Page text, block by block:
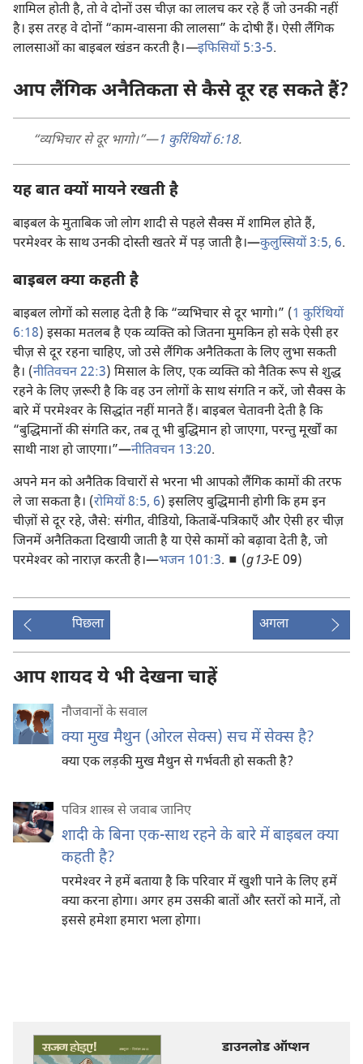
शामिल होती है, तो वे दोनों उस चीज़ का लालच कर रहे हैं जो उनकी नहीं
है। इस तरह वे दोनों “काम-वासना की लालसा” के दोषी हैं। ऐसी लैंगिक
लालसाओं का बाइबल खंडन करती है।—इफिसियों 5:3-5.
आप लैंगिक अनैतिकता से कैसे दूर रह सकते हैं?
“व्यभिचार से दूर भागो।”—1 कुरिंथियों 6:18.
यह बात क्यों मायने रखती है
बाइबल के मुताबिक जो लोग शादी से पहले सैक्स में शामिल होते हैं,
परमेश्‍वर के साथ उनकी दोस्ती खतरे में पड़ जाती है।—कुलुस्सियों 3:5, 6.
बाइबल क्या कहती है
बाइबल लोगों को सलाह देती है कि “व्यभिचार से दूर भागो।” (1 कुरिंथियों
6:18) इसका मतलब है एक व्यक्‍ति को जितना मुमकिन हो सके ऐसी हर
चीज़ से दूर रहना चाहिए, जो उसे लैंगिक अनैतिकता के लिए लुभा सकती
है। (नीतिवचन 22:3) मिसाल के लिए, एक व्यक्‍ति को नैतिक रूप से शुद्ध
रहने के लिए ज़रूरी है कि वह उन लोगों के साथ संगति न करें, जो सैक्स के
बारे में परमेश्‍वर के सिद्धांत नहीं मानते हैं। बाइबल चेतावनी देती है कि
“बुद्धिमानों की संगति कर, तब तू भी बुद्धिमान हो जाएगा, परन्तु मूर्खों का
साथी नाश हो जाएगा।”—नीतिवचन 13:20.
अपने मन को अनैतिक विचारों से भरना भी आपको लैंगिक कामों की तरफ
ले जा सकता है। (रोमियों 8:5, 6) इसलिए बुद्धिमानी होगी कि हम इन
चीज़ों से दूर रहे, जैसे: संगीत, वीडियो, किताबें-पत्रिकाएँ और ऐसी हर चीज़
जिनमें अनैतिकता दिखायी जाती है या ऐसे कामों को बढ़ावा देती है, जो
परमेश्‍वर को नाराज़ करती है।—भजन 101:3. ◼ (g13-E 09)
पिछला अगला
आप शायद ये भी देखना चाहें
नौजवानों के सवाल
क्या मुख मैथुन (ओरल सेक्स) सच में सेक्स है?
क्या एक लड़की मुख मैथुन से गर्भवती हो सकती है?
पवित्र शास्त्र से जवाब जानिए
शादी के बिना एक-साथ रहने के बारे में बाइबल क्या
कहती है?
परमेश्‍वर ने हमें बताया है कि परिवार में खुशी पाने के लिए हमें
क्या करना होगा। अगर हम उसकी बातों और स्तरों को मानें, तो
इससे हमेशा हमारा भला होगा।
डाउनलोड ऑप्शन